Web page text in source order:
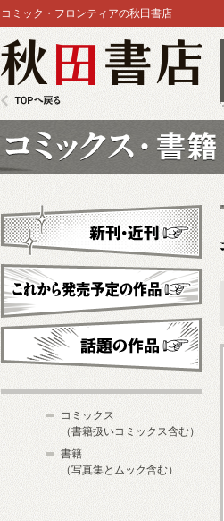
コミック・フロンティアの秋田書店
新刊・近刊
これから発売予定
コミックス
（書籍扱いコミックス含む）
書籍
（写真集とムック含む）